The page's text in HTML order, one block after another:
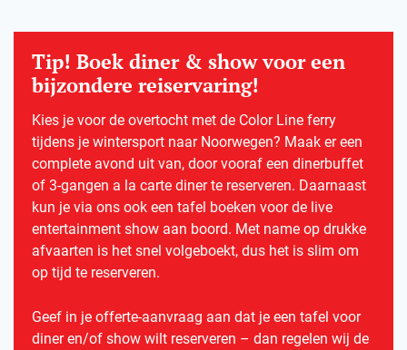
Tip! Boek diner & show voor een
bijzondere reiservaring!
Kies je voor de overtocht met de Color Line ferry
tijdens je wintersport naar Noorwegen? Maak er een
complete avond uit van, door vooraf een dinerbuffet
of 3-gangen a la carte diner te reserveren. Daarnaast
kun je via ons ook een tafel boeken voor de live
entertainment show aan boord. Met name op drukke
afvaarten is het snel volgeboekt, dus het is slim om
op tijd te reserveren.
Geef in je offerte-aanvraag aan dat je een tafel voor
diner en/of show wilt reserveren – dan regelen wij de